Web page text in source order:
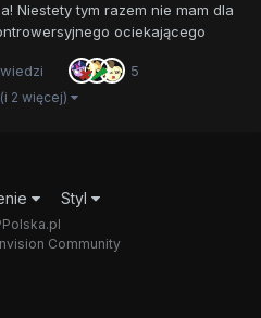
Niestety tym razem nie mam dla
ociekającego
o tym że pewnego dnia kucyki
Dash. Rainbow Dash chcąc
5
(i 2 więcej)
Styl
Community